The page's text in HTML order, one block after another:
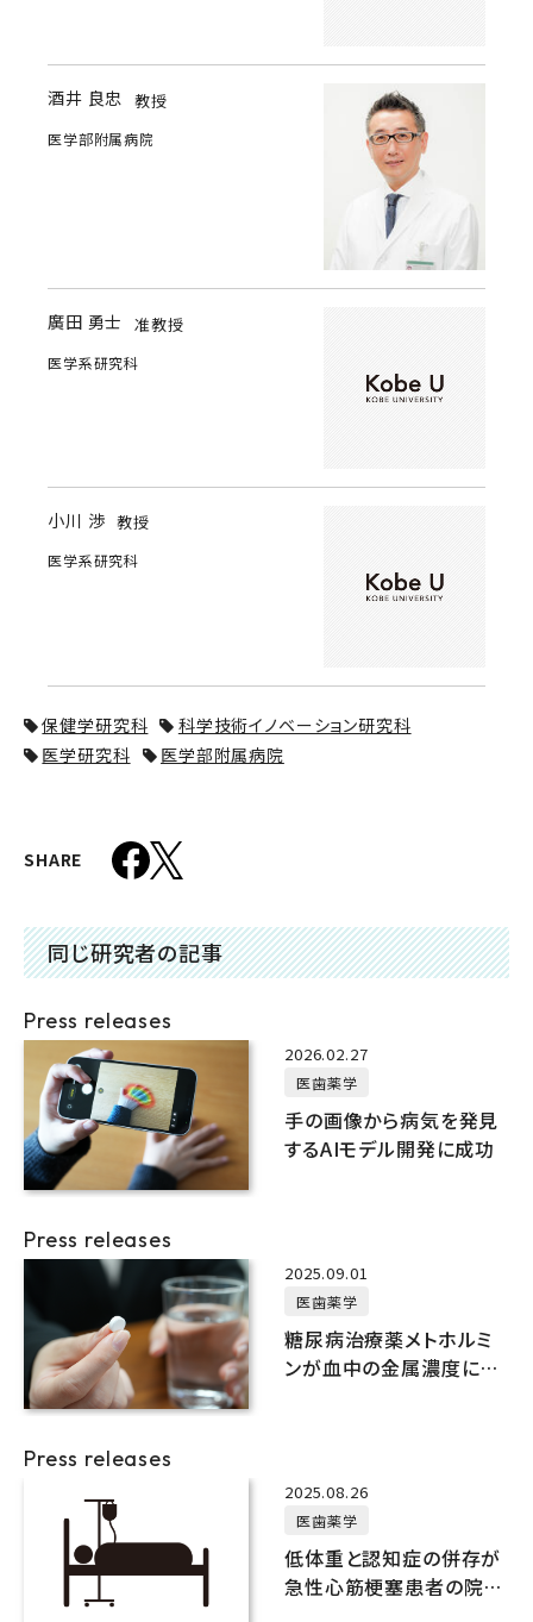
酒井 良忠 教授
医学部附属病院
廣田 勇士 准教授
医学系研究科
小川 渉 教授
医学系研究科
保健学研究科
科学技術イノベーション研究科
医学研究科
医学部附属病院
SHARE
同じ研究者の記事
Press releases
2026.02.27
医歯薬学
手の画像から病気を発見
するAIモデル開発に成功
Press releases
2025.09.01
医歯薬学
糖尿病治療薬メトホルミ
ンが血中の金属濃度に影
Press releases
2025.08.26
医歯薬学
低体重と認知症の併存が
急性心筋梗塞患者の院内